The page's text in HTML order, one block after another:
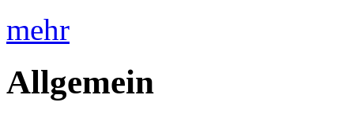
mehr
Allgemein